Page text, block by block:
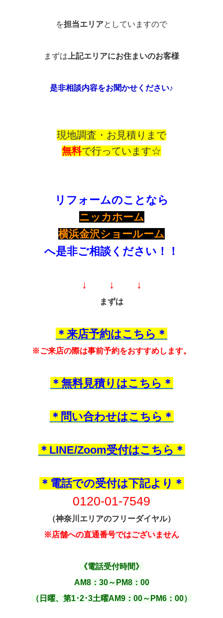
を担当エリアとしていますので
まずは 上記エリアにお住まいのお客様
是非相談内容をお聞かせください♪
現地調査・お見積りまで
無料で行っています☆
リフォームのことなら
ニッカホーム
横浜金沢ショールーム
へ是非ご相談ください！！
↓ ↓ ↓
まずは
＊来店予約はこちら＊
※ご来店の際は事前予約をおすすめします。
＊無料見積りはこちら＊
＊問い合わせはこちら＊
＊LINE/Zoom受付はこちら＊
＊電話での受付は下記より＊
0120-01-7549
（神奈川エリアのフリーダイヤル）
※店舗への直通番号ではございません
《電話受付時間》
AM8：30～PM8：00
（日曜、第1･2･3土曜AM9：00～PM6：00）